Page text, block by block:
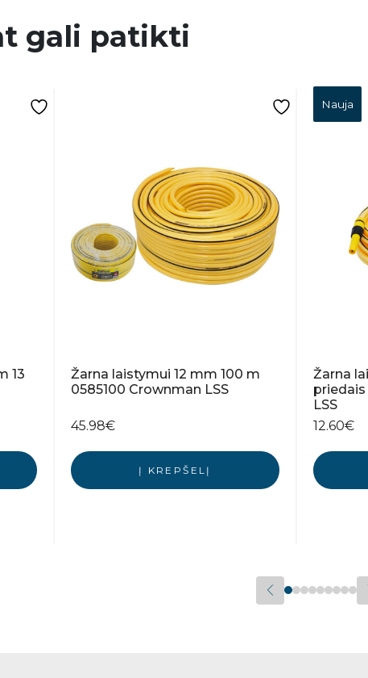
gali patikti
13
Žarna laistymui 12 mm 100 m
0585100 Crownman LSS
45.98€
Į KREPŠELĮ
Nauja
Žarna
priedais
LSS
12.60€